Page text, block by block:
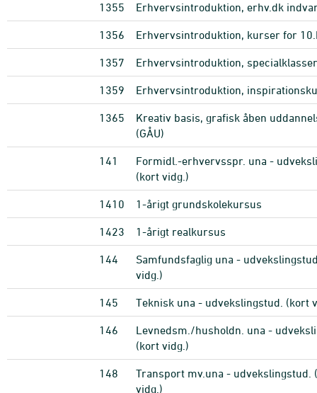
1355 Erhvervsintroduktion, erhv.dk
1356 Erhvervsintroduktion, kurser for
1357 Erhvervsintroduktion, specialklasser
1359 Erhvervsintroduktion,
1365
Kreativ basis, grafisk åben
(GÅU)
141
Formidl.-erhvervsspr. una -
(kort vidg.)
1410 1-årigt grundskolekursus
1423 1-årigt realkursus
144
Samfundsfaglig una -
vidg.)
145 Teknisk una - udvekslingstud. (kort
146
Levnedsm./husholdn. una -
(kort vidg.)
148
Transport mv.una - udvekslingstud.
vidg.)